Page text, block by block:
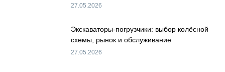
27.05.2026
Экскаваторы-погрузчики: выбор колёсной
схемы, рынок и обслуживание
27.05.2026